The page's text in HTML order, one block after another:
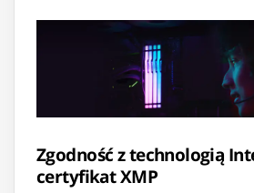
Zgodność z technologią
certyfikat XMP